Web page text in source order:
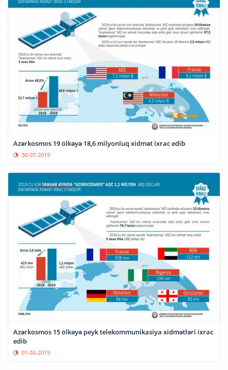
Azərkosmos 19 ölkəyə 18,6 milyonluq xidmət ixrac edib
30-07-2019
Azərkosmos 15 ölkəyə peyk telekommunikasiya xidmətləri ixrac
edib
01-03-2019